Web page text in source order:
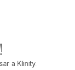
a Klinity.